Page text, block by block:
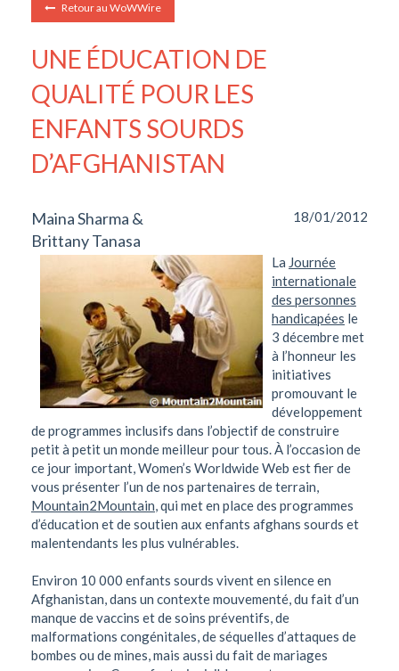
Retour au WoWWire
UNE ÉDUCATION DE
QUALITÉ POUR LES
ENFANTS SOURDS
D’AFGHANISTAN
Maina Sharma &
Brittany Tanasa
18/01/2012
La Journée
internationale
des personnes
handicapées le
3 décembre met
à l’honneur les
initiatives
promouvant le
développement
de programmes inclusifs dans l’objectif de construire
petit à petit un monde meilleur pour tous. À l’occasion de
ce jour important, Women’s Worldwide Web est fier de
vous présenter l’un de nos partenaires de terrain,
Mountain2Mountain, qui met en place des programmes
d’éducation et de soutien aux enfants afghans sourds et
malentendants les plus vulnérables.
Environ 10 000 enfants sourds vivent en silence en
Afghanistan, dans un contexte mouvementé, du fait d’un
manque de vaccins et de soins préventifs, de
malformations congénitales, de séquelles d’attaques de
bombes ou de mines, mais aussi du fait de mariages